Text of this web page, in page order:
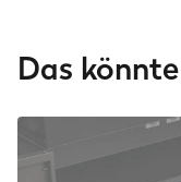
Das